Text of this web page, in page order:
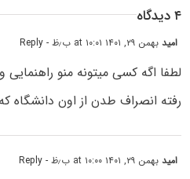
۴ دیدگاه
امیدبهمن ۲۹, ۱۴۰۱ at ۱۰:۰۱ ب٫ظ - Reply
لطفا اگه کسی میتونه منو
رفته انصراف طدن از اون دانشگاه
امیدبهمن ۲۹, ۱۴۰۱ at ۱۰:۰۰ ب٫ظ - Reply